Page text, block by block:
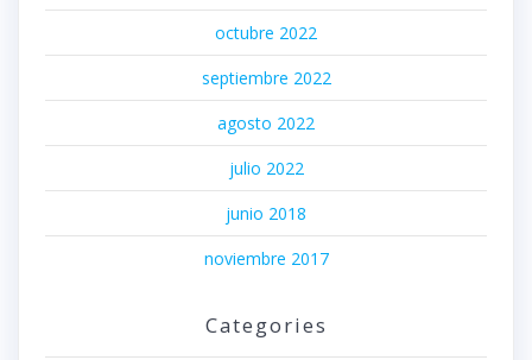
octubre 2022
septiembre 2022
agosto 2022
julio 2022
junio 2018
noviembre 2017
Categories